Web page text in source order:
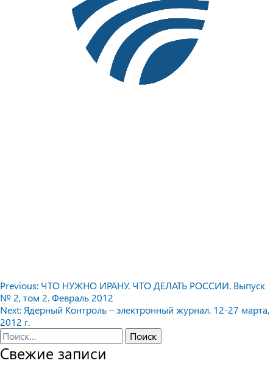
Навигация
по
записям
Previous: ЧТО НУЖНО ИРАНУ. ЧТО ДЕЛАТЬ РОССИИ. Выпуск
№ 2, том 2. Февраль 2012
Next: Ядерный Контроль – электронный журнал. 12-27 марта,
2012 г.
Найти:
Свежие записи